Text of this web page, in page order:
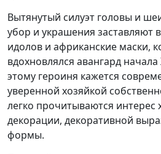
Вытянутый силуэт головы и
убор и украшения заставляют
идолов и африканские маски,
вдохновлялся авангард начала
этому героиня кажется
уверенной хозяйкой
легко прочитываются интерес
декорации, декоративной
формы.​